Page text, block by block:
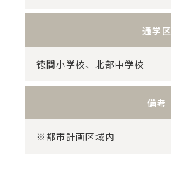
通学区
徳間小学校、北部中学校
備考
※都市計画区域内